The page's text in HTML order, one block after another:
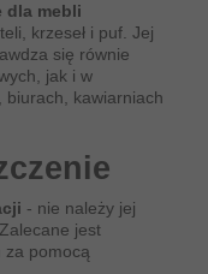
dla mebli
krzeseł i puf. Jej
się równie
jak i w
biurach, kawiarniach
- nie należy jej
jest
za pomocą